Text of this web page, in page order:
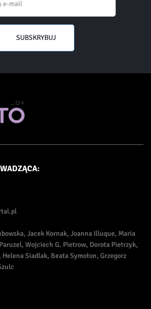
SUBSKRYBUJ
Jacek Kornak, Joanna Illuque, Maria
Wojciech G. Pietrow, Dorota Pietrzyk,
Siadlak, Beata Symołon, Grzegorz